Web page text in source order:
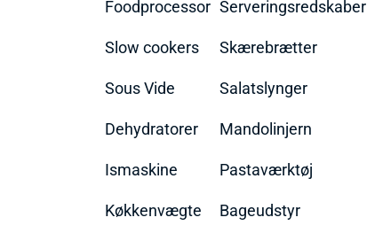
Foodprocessor
Slow cookers
Sous Vide
Dehydratorer
Ismaskine
Køkkenvægte
Serveringsredskaber
Skærebrætter
Salatslynger
Mandolinjern
Pastaværktøj
Bageudstyr